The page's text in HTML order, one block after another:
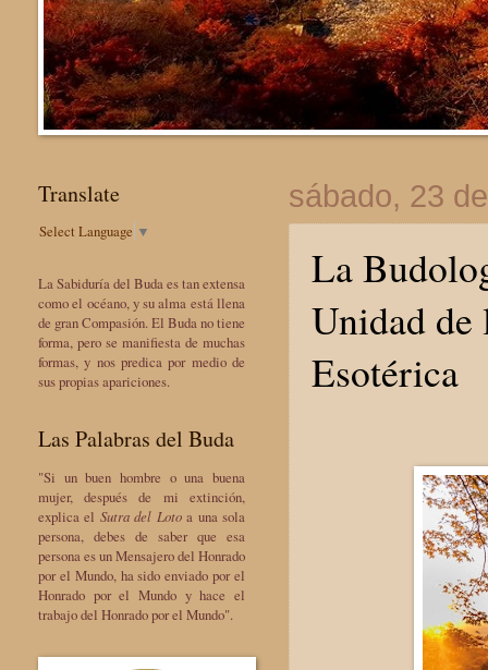
sábado, 23
La
Unidad
Esotérica
Translate
Select Language ▼
La Sabiduría del Buda es tan extensa
como el océano, y su alma está llena
de gran Compasión. El Buda no tiene
forma, pero se manifiesta de muchas
formas, y nos predica por medio de
sus propias apariciones.
Las Palabras del Buda
"Si un buen hombre o una buena
mujer, después de mi extinción,
explica el Sutra del Lotoa una sola
persona, debes de saber que esa
persona es un Mensajero del Honrado
por el Mundo, ha sido enviado por el
Honrado por el Mundo y hace el
trabajo del Honrado por el Mundo".